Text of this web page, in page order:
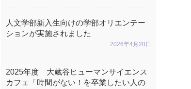
2026年4月28日
人文学部新入生向けの学部オリエンテー
ションが実施されました
2025年度 大蔵谷ヒューマンサイエンス
カフェ「時間がない！を卒業したい人の